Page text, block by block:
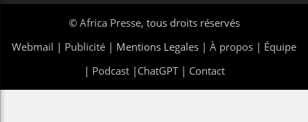
© Africa Presse, tous droits réservés
Webmail | Publicité | Mentions Legales | À propos | Équipe
| Podcast| ChatGPT| Contact